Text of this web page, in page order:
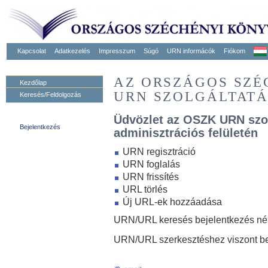
Kapcsolat Adatkezelés Impresszum Súgó URN informácók Fiókom
Kezdőlap
Keresés/Feldolgozás
Bejelentkezés
AZ ORSZÁGOS
URN
Üdvözlet az OSZK URN
adminisztrációs felületén
URN regisztráció
URN foglalás
URN frissítés
URL törlés
Új URL-ek hozzáadása
URN/URL keresés bejelentkezés
URN/URL szerkesztéshez viszont